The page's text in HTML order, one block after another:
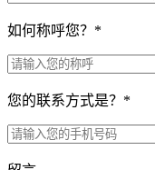
如何称呼您？ *
您的联系方式是？ *